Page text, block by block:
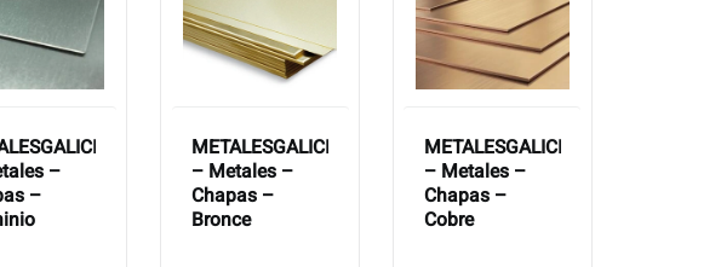
–
–
METALESGALICIA
– Metales –
Chapas –
Bronce
METALESGALICIA
– Metales –
Chapas –
Cobre